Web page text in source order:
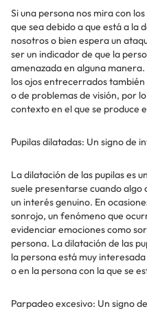
Si una persona nos mira con
que sea debido a que está a la
nosotros o bien espera un
ser un indicador de que la
amenazada en alguna
los ojos entrecerrados
o de problemas de visión, por
contexto en el que se produce
Pupilas dilatadas: Un signo de
La dilatación de las pupilas es
suele presentarse cuando
un interés genuino. En
sonrojo, un fenómeno que
evidenciar emociones como
persona. La dilatación de las
la persona está muy
o en la persona con la que se
Parpadeo excesivo: Un signo